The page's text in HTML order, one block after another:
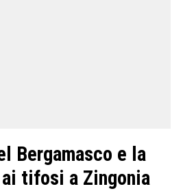
Bergamasco e la
tifosi a Zingonia